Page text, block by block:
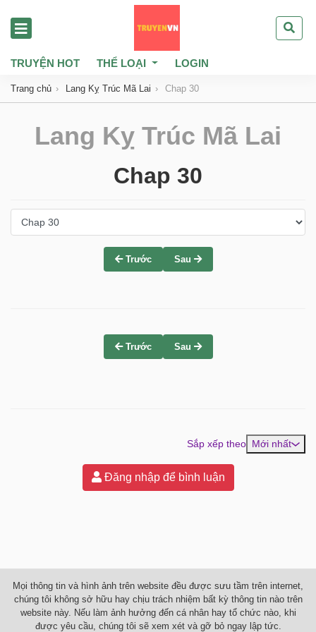
TRUYỆN HOT THỂ LOẠI LOGIN
Trang chủ Lang Kỵ Trúc Mã Lai Chap 30
Lang Kỵ Trúc Mã Lai
Chap 30
Trước Sau
Trước Sau
Sắp xếp theo Mới nhất
Đăng nhập để bình luận
Mọi thông tin và hình ảnh trên website đều được sưu tầm trên internet,
chúng tôi không sở hữu hay chịu trách nhiệm bất kỳ thông tin nào trên
website này. Nếu làm ảnh hưởng đến cá nhân hay tổ chức nào, khi
được yêu cầu, chúng tôi sẽ xem xét và gỡ bỏ ngay lập tức.